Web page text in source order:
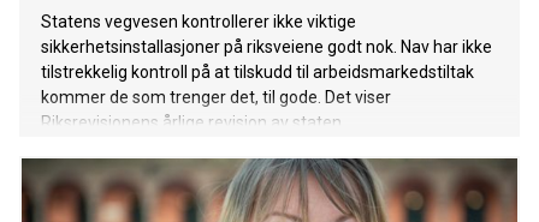
Statens vegvesen kontrollerer ikke viktige
sikkerhetsinstallasjoner på riksveiene godt nok. Nav har ikke
tilstrekkelig kontroll på at tilskudd til arbeidsmarkedstiltak
kommer de som trenger det, til gode. Det viser
Riksrevisjonens årlige revisjon av staten.